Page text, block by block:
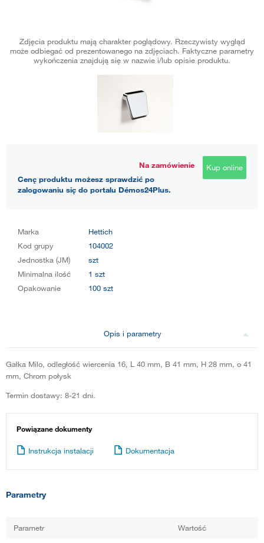
Zdjęcia produktu mają charakter poglądowy. Rzeczywisty wygląd
może odbiegać od prezentowanego na zdjęciach. Faktyczne parametry
wykończenia znajdują się w nazwie i/lub opisie produktu.
Na zamówienie
Cenę produktu możesz sprawdzić po
zalogowaniu się do portalu Démos24Plus.
Kup online
Marka
Hettich
Kod grupy
104002
Jednostka (JM)
szt
Minimalna ilość
1 szt
Opakowanie
100 szt
Opis i parametry
Gałka Milo, odległość wiercenia 16, L 40 mm, B 41 mm, H 28 mm, o 41
mm, Chrom połysk
Termin dostawy: 8-21 dni.
Powiązane dokumenty
Instrukcja instalacji Dokumentacja
Parametry
Parametr Wartość